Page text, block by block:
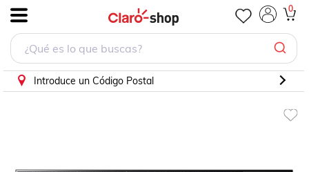
0
Introduce un Código Postal
Pantalla LG OLED TV AI ThinQ 4K 65 pulgadas